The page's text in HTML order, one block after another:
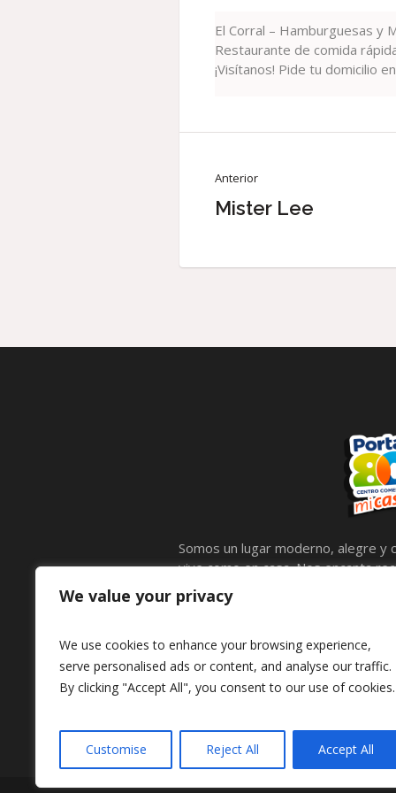
We value your privacy
We use cookies to enhance your browsing experience,
serve personalised ads or content, and analyse our traffic.
By clicking "Accept All", you consent to our use of cookies.
Customise Reject All Accept All
El Corral – Hamburguesas y
Restaurante de comida
¡Visítanos! Pide tu domicilio
Anterior
Mister Lee
Somos un lugar moderno, alegre y
vive como en casa. Nos encanta
calidez, compartir lo mejor de
llenas de entretenimiento para
peluditos también disfruten.